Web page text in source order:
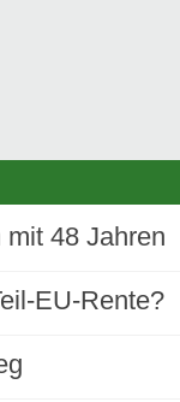
48 Jahren
EU-Rente?